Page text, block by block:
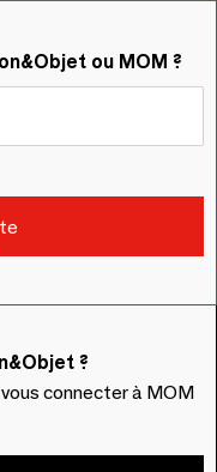
ou MOM ?
?
connecter à MOM